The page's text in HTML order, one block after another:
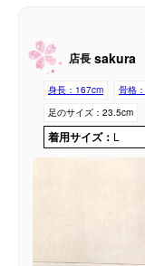
店長 sakura
身長： 167cm 骨格：
足のサイズ： 23.5cm
着用サイズ： L